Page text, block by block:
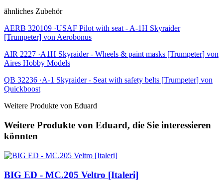
ähnliches Zubehör
AERB 320109 ·USAF Pilot with seat - A-1H Skyraider
[Trumpeter] von Aerobonus
AIR 2227 ·A1H Skyraider - Wheels & paint masks [Trumpeter] von
Aires Hobby Models
QB 32236 ·A-1 Skyraider - Seat with safety belts [Trumpeter] von
Quickboost
Weitere Produkte von Eduard
Weitere Produkte von Eduard, die Sie interessieren
könnten
BIG ED - MC.205 Veltro [Italeri]